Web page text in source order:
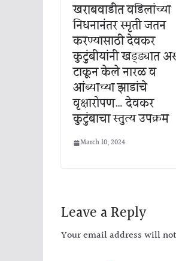
खराबवाडीत वडिलांच्या
निधनानंतर स्मृती जतन
करण्यासाठी देवकर
कुटुंबीयांनी खड्ड्यात
टाकून केले नारळ व
आंब्याच्या झाडांचे
वृक्षारोपण… देवकर
कुटुंबाचा स्तुत्य उपक्रम
March 10, 2024
Leave a Reply
Your email address will